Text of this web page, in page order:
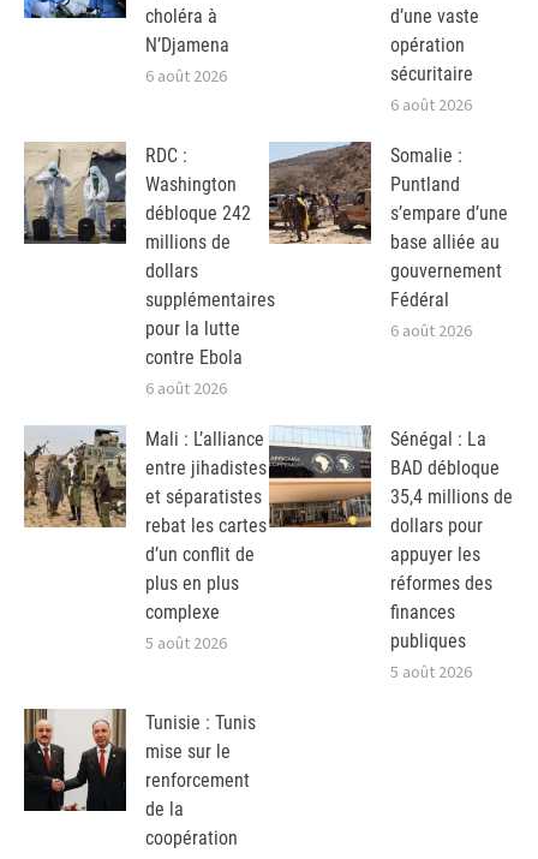
choléra à
N’Djamena
6 août 2026
d’une vaste
opération
sécuritaire
6 août 2026
RDC :
Washington
débloque 242
millions de
dollars
supplémentaires
pour la lutte
contre Ebola
6 août 2026
Somalie :
Puntland
s’empare d’une
base alliée au
gouvernement
Fédéral
6 août 2026
Mali : L’alliance
entre jihadistes
et séparatistes
rebat les cartes
d’un conflit de
plus en plus
complexe
5 août 2026
Sénégal : La
BAD débloque
35,4 millions de
dollars pour
appuyer les
réformes des
finances
publiques
5 août 2026
Tunisie : Tunis
mise sur le
renforcement
de la
coopération